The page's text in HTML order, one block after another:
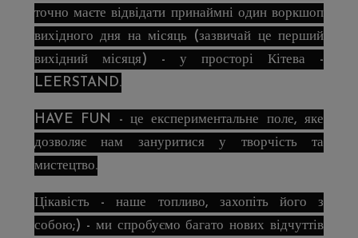
точно маєте відвідати принаймні один воркшоп
вихідного дня на місяць (зазвичай це перший
вихідний місяця) - у просторі Кітева -
LEERSTAND.
HAVE FUN - це експериментальне поле, яке
дозволяє нам зануритися у творчість та
мистецтво.
Цікавість - наше топливо, захопіть його з
собою;) - ми спробуємо багато нових відчуттів